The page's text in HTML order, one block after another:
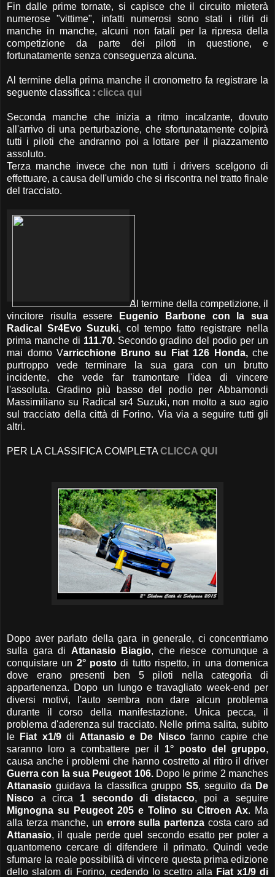
Fin dalle prime tornate, si capisce che il circuito mieterà
numerose "vittime", infatti numerosi sono stati i ritiri di
manche in manche, alcuni non fatali per la ripresa della
competizione da parte dei piloti in questione, e
fortunatamente senza conseguenza alcuna.
Al termine della prima manche il cronometro fa registrare la
seguente classifica : clicca qui
Seconda manche che inizia a ritmo incalzante, dovuto
all'arrivo di una perturbazione, che sfortunatamente colpirà
tutti i piloti che andranno poi a lottare per il piazzamento
assoluto.
Terza manche invece che non tutti i drivers scelgono di
effettuare, a causa dell'umido che si riscontra nel tratto finale
del tracciato.
Al termine della competizione, il
vincitore risulta essere
Eugenio Barbone con la sua
Radical Sr4Evo Suzuki, col tempo fatto registrare nella
prima manche di 111.70. Secondo gradino del podio per un
mai domo Varricchione Bruno su Fiat 126 Honda,che
purtroppo vede terminare la sua gara con un brutto
incidente, che vede far tramontare l'idea di vincere
l'assoluta. Gradino più basso del podio per Abbamondi
Massimiliano su Radical sr4 Suzuki, non molto a suo agio
sul tracciato della città di Forino. Via via a seguire tutti gli
altri.
PER LA CLASSIFICA COMPLETA CLICCA QUI
Dopo aver parlato della gara in generale, ci concentriamo
sulla gara di Attanasio Biagio, che riesce comunque a
conquistare un 2° posto di tutto rispetto, in una domenica
dove erano presenti ben 5 piloti nella categoria di
appartenenza. Dopo un lungo e travagliato week-end per
diversi motivi, l'auto sembra non dare alcun problema
durante il corso della manifestazione. Unica pecca, il
problema d'aderenza sul tracciato. Nelle prima salita, subito
le
Fiat x1/9di Attanasio e De Niscofanno capire che
saranno loro a combattere per il 1° posto del gruppo,
causa anche i problemi che hanno costretto al ritiro il driver
Guerra con la sua Peugeot 106.Dopo le prime 2 manches
Attanasio guidava la classifica gruppo S5, seguito da De
Nisco a circa 1 secondo di distacco, poi a seguire
Mignogna su Peugeot 205 e Tolino su Citroen Ax. Ma
alla terza manche, un errore sulla partenza costa caro ad
Attanasio, il quale perde quel secondo esatto per poter a
quantomeno cercare di difendere il primato. Quindi vede
sfumare la reale possibilità di vincere questa prima edizione
dello slalom di Forino, cedendo lo scettro alla Fiat x1/9 di